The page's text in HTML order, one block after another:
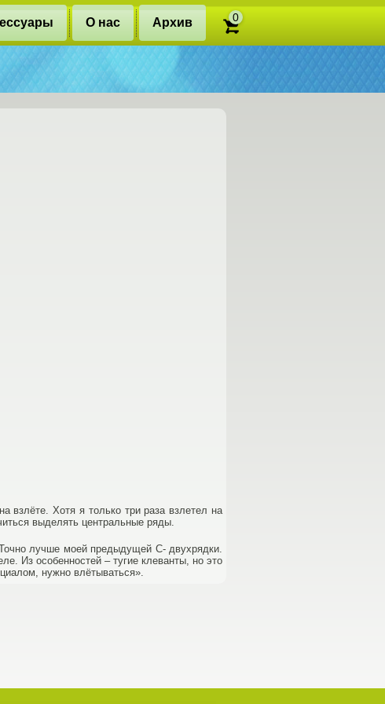
О нас Архив 0
взлёте. Хотя я только три раза взлетел на
выделять центральные ряды.
лучше моей предыдущей С- двухрядки.
Из особенностей – тугие клеванты, но это
нужно влётываться».